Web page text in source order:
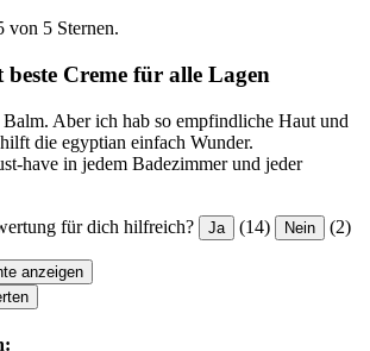
von 5 Sternen.
beste Creme für alle Lagen
Aber ich hab so empfindliche Haut und
die egyptian einfach Wunder.
have in jedem Badezimmer und jeder
für dich hilfreich? Ja (14) Nein (2)
anzeigen